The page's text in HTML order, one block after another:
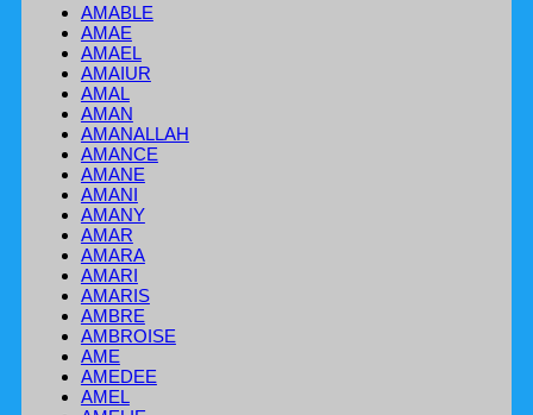
AMABLE
AMAE
AMAEL
AMAIUR
AMAL
AMAN
AMANALLAH
AMANCE
AMANE
AMANI
AMANY
AMAR
AMARA
AMARI
AMARIS
AMBRE
AMBROISE
AME
AMEDEE
AMEL